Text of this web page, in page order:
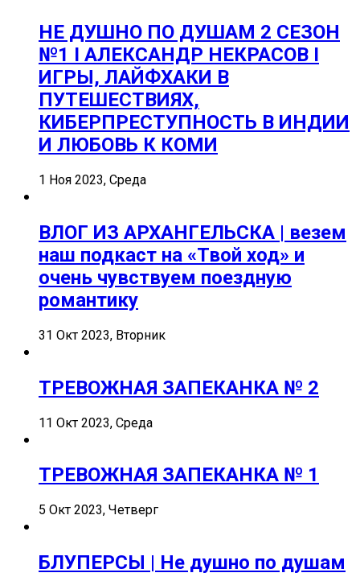
НЕ ДУШНО ПО ДУШАМ 2 СЕЗОН
№1 I АЛЕКСАНДР НЕКРАСОВ I
ИГРЫ, ЛАЙФХАКИ В
ПУТЕШЕСТВИЯХ,
КИБЕРПРЕСТУПНОСТЬ В ИНДИИ
И ЛЮБОВЬ К КОМИ
1 Ноя 2023, Среда
ВЛОГ ИЗ АРХАНГЕЛЬСКА | везем
наш подкаст на «Твой ход» и
очень чувствуем поездную
романтику
31 Окт 2023, Вторник
ТРЕВОЖНАЯ ЗАПЕКАНКА № 2
11 Окт 2023, Среда
ТРЕВОЖНАЯ ЗАПЕКАНКА № 1
5 Окт 2023, Четверг
БЛУПЕРСЫ | Не душно по душам